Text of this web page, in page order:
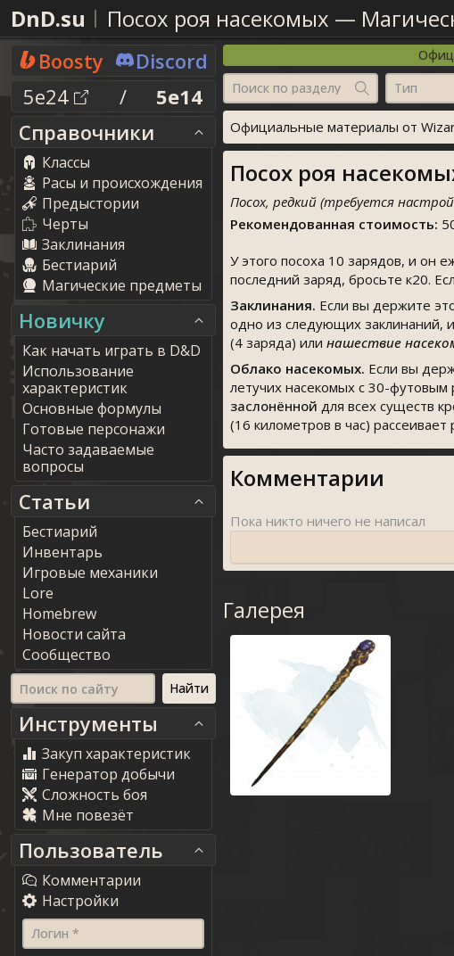
DnD.su Посох роя насекомых —
Boosty
Discord
5e24
/
5e14
Справочники
Классы
Расы и происхождения
Предыстории
Черты
Заклинания
Бестиарий
Магические предметы
Новичку
Как начать играть в D&D
Использование
характеристик
Основные формулы
Готовые персонажи
Часто задаваемые
вопросы
Статьи
Бестиарий
Инвентарь
Игровые механики
Lore
Homebrew
Новости сайта
Сообщество
Инструменты
Закуп характеристик
Генератор добычи
Сложность боя
Мне повезёт
Пользователь
Комментарии
Настройки
Логин *
Поиск по разделу
Тип
Официальные материалы от
Посох роя
Посох, редкий (требуется
Рекомендованная стоимость:
У этого посоха 10 зарядов, и он
последний заряд, бросьте к20.
Заклинания. Если вы держите
одно из следующих заклинаний,
(4 заряда) или нашествие
Облако насекомых. Если вы
летучих насекомых с 30-футовым
заслонённой для всех существ
(16 километров в час)
Комментарии
Галерея